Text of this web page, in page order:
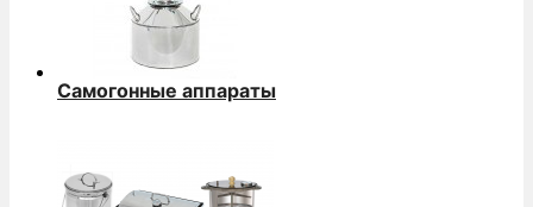
Самогонные аппараты